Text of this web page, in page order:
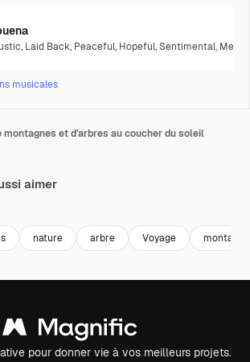
, Laid Back, Peaceful, Hopeful,Sentimental,
musicales
montagnes et d'arbres au coucher du soleil
aimer
nature arbre Voyage montagne
pour donner vie à vos meilleurs projets.